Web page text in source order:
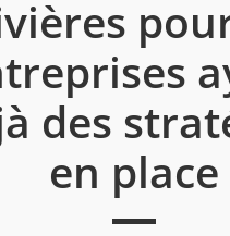
des
en place